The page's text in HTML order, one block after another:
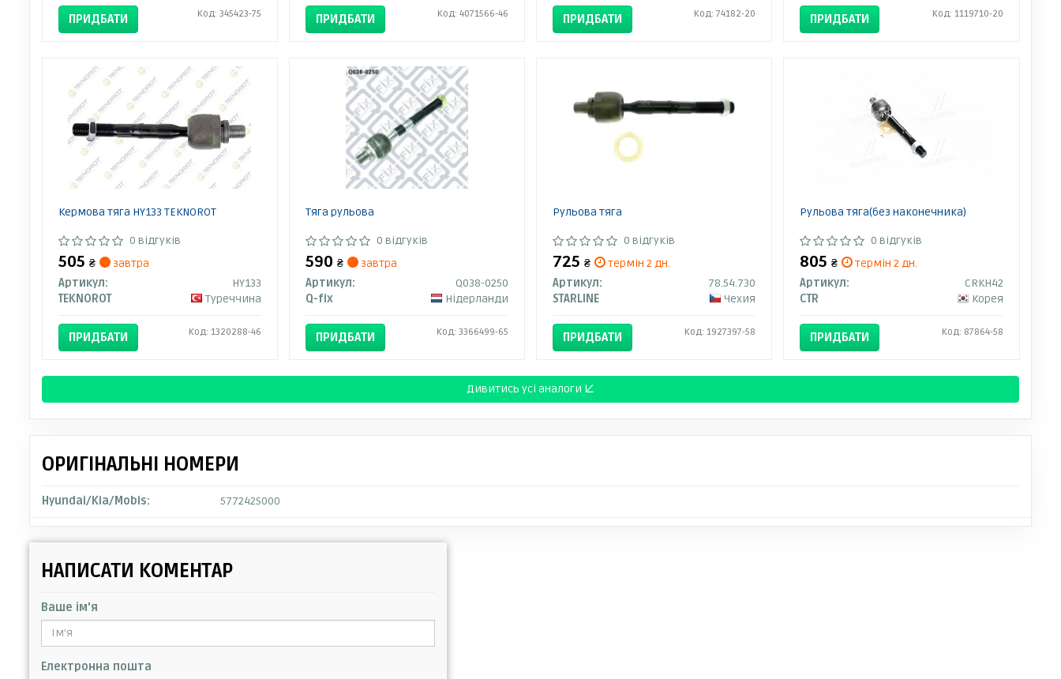
ПРИДБАТИ Код: 345423-75 ПРИДБАТИ Код: 4071566-46 ПРИДБАТИ Код: 74182-20 ПРИДБАТИ Код: 1119710-20
Кермова тяга HY133 TEKNOROT
0 відгуків
505 ₴
завтра
Артикул:
HY133
TEKNOROT
Туреччина
ПРИДБАТИ Код: 1320288-46
Тяга рульова
0 відгуків
590 ₴
завтра
Артикул:
Q038-0250
Q-fix
Нідерланди
ПРИДБАТИ Код: 3366499-65
Рульова тяга
0 відгуків
725 ₴
термін 2 дн.
Артикул:
78.54.730
STARLINE
Чехия
ПРИДБАТИ Код: 1927397-58
Рульова тяга(без наконечника)
0 відгуків
805₴
термін 2 дн.
Артикул:
CRKH42
CTR
Корея
ПРИДБАТИ Код: 87864-58
Дивитись усі аналоги ↓
ОРИГІНАЛЬНІ НОМЕРИ
Hyundai/Kia/Mobis: 577242S000
НАПИСАТИ КОМЕНТАР
Ваше ім'я
Електронна пошта